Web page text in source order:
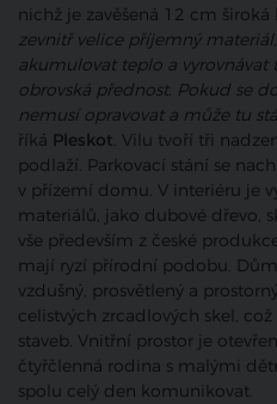
nichž je zavěšená 12 cm široká
zevnitř velice příjemný
akumulovat teplo a
obrovská přednost. Pokud se
nemusí opravovat a může tu
říká Pleskot. Vilu tvoří tři
podlaží. Parkovací stání se
v přízemí domu. V interiéru je
materiálů, jako dubové dřevo,
vše především z české
mají ryzí přírodní podobu.
vzdušný, prosvětlený a
celistvých zrcadlových skel,
staveb. Vnitřní prostor je
čtyřčlenná rodina s malými
spolu celý den komunikovat.